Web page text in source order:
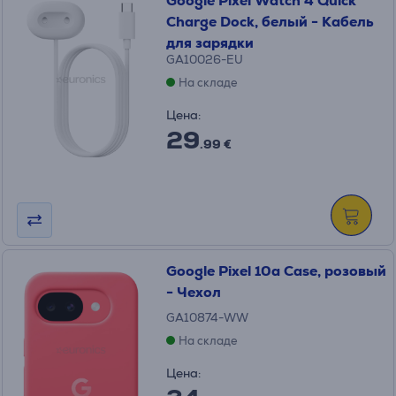
Charge Dock, белый - Кабель
для зарядки
GA10026-EU
На складе
Цена:
29.99 €
Google Pixel 10a Case, розовый
- Чехол
GA10874-WW
На складе
Цена: